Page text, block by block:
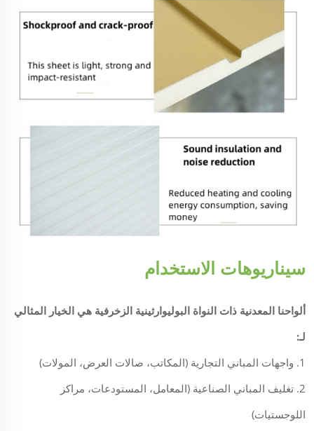
سيناريوهات الاستخدام
ألواحنا المعدنية ذات النواة البوليوارثينية الزخرفية هي الخيار المثالي
لـ:
1. واجهات المباني التجارية (المكاتب، صالات العرض، المولات)
2. تغليف المباني الصناعية (المعامل، المستودعات، مراكز
اللوجستيات)